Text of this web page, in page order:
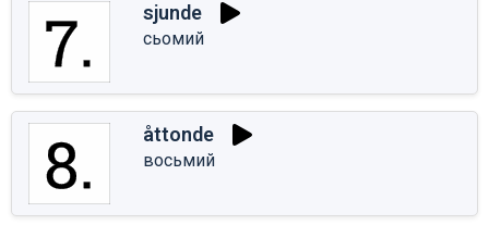
sjunde
сьомий
åttonde
восьмий